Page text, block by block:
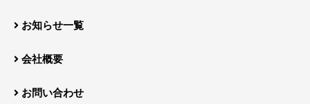
お知らせ一覧
会社概要
お問い合わせ